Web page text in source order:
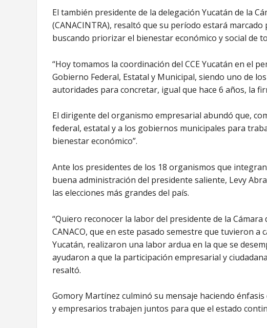
El también presidente de la delegación Yucatán de la
(CANACINTRA), resaltó que su período estará
buscando priorizar el bienestar económico y social de
“Hoy tomamos la coordinación del CCE Yucatán en el
Gobierno Federal, Estatal y Municipal, siendo uno de
autoridades para concretar, igual que hace 6 años, la
El dirigente del organismo empresarial abundó que,
federal, estatal y a los gobiernos municipales para
bienestar económico”.
Ante los presidentes de los 18 organismos que
buena administración del presidente saliente, Levy
las elecciones más grandes del país.
“Quiero reconocer la labor del presidente de la
CANACO, que en este pasado semestre que tuvieron a
Yucatán, realizaron una labor ardua en la que se
ayudaron a que la participación empresarial y
resaltó.
Gomory Martínez culminó su mensaje haciendo
y empresarios trabajen juntos para que el estado